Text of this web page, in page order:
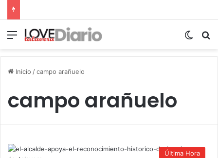
Menú
Inicio /campo arañuelo
campo arañuelo
Última Hora